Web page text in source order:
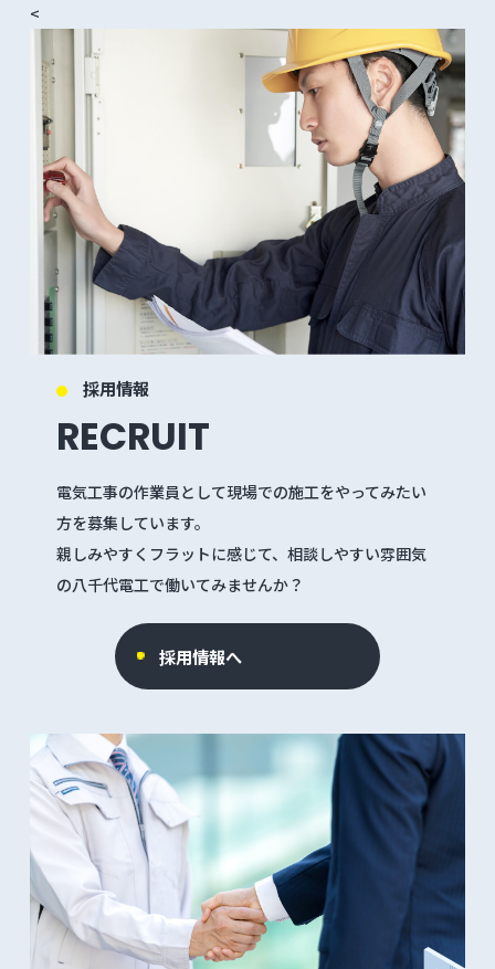
採用情報
RECRUIT
電気工事の作業員として現場での施工をやってみたい
方を募集しています。
親しみやすくフラットに感じて、相談しやすい雰囲気
の八千代電工で働いてみませんか？
採用情報へ
<